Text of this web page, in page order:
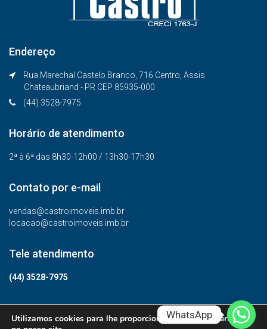
Endereço
Rua Marechal Castelo Branco, 716 Centro, Assis
Chateaubriand - PR CEP 85935-000
(44) 3528-7975
Horário de atendimento
2ª à 6ª das 8h30-12h00 / 13h30-17h30
Contato por e-mail
vendas@castroimoveis.imb.br
locacao@castroimoveis.imb.br
Tele atendimento
(44) 3528-7975
© Todos os direitos reservados.
Utilizamos cookies para lhe proporcionar a melhor experiência
WhatsApp